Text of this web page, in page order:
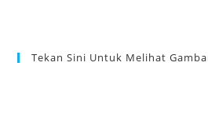
Tekan Sini Untuk Melihat